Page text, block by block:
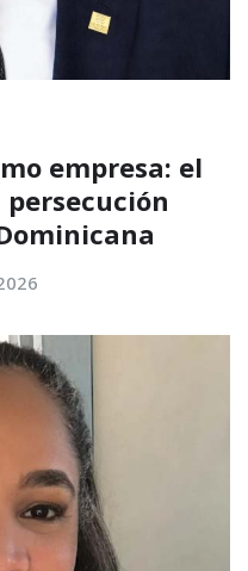
empresa: el